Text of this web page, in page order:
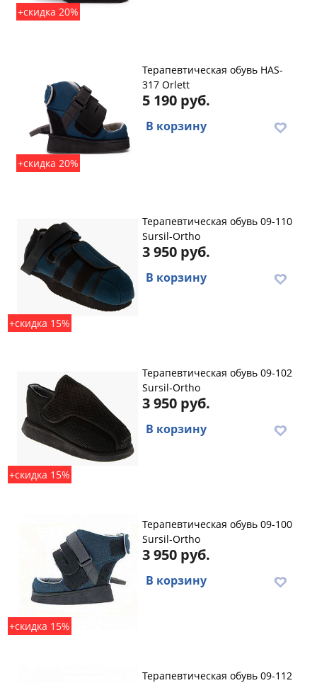
+скидка 20%
+скидка 20%
Терапевтическая обувь HAS-
317 Orlett
5 190 руб.
В корзину
+скидка 15%
Терапевтическая обувь 09-110
Sursil-Ortho
3 950 руб.
В корзину
+скидка 15%
Терапевтическая обувь 09-102
Sursil-Ortho
3 950 руб.
В корзину
+скидка 15%
Терапевтическая обувь 09-100
Sursil-Ortho
3 950 руб.
В корзину
Терапевтическая обувь 09-112